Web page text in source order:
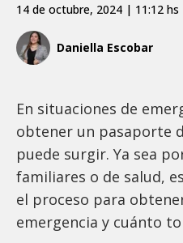
Daniella Escobar
14 de octubre, 2024 | 11:12 hs
En situaciones de
obtener un pasaporte
puede surgir. Ya sea
familiares o de salud,
el proceso para
emergencia y cuánto